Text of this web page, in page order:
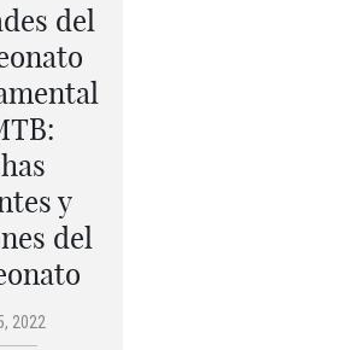
del
y
del
2022